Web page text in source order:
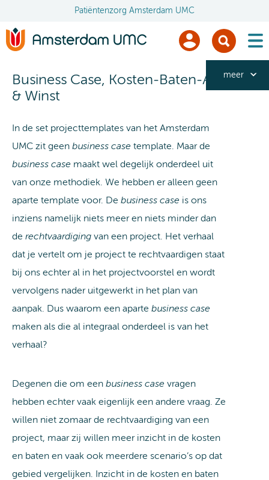
Patiëntenzorg Amsterdam UMC
Business Case, Kosten-Baten-Analyse
& Winst
meer
In de set projecttemplates van het Amsterdam
UMC zit geen business case template. Maar de
business case maakt wel degelijk onderdeel uit
van onze methodiek. We hebben er alleen geen
aparte template voor. De business case is ons
inziens namelijk niets meer en niets minder dan
de rechtvaardiging van een project. Het verhaal
dat je vertelt om je project te rechtvaardigen staat
bij ons echter al in het projectvoorstel en wordt
vervolgens nader uitgewerkt in het plan van
aanpak. Dus waarom een aparte business case
maken als die al integraal onderdeel is van het
verhaal?
Degenen die om een business case vragen
hebben echter vaak eigenlijk een andere vraag. Ze
willen niet zomaar de rechtvaardiging van een
project, maar zij willen meer inzicht in de kosten
en baten en vaak ook meerdere scenario’s op dat
gebied vergelijken. Inzicht in de kosten en baten